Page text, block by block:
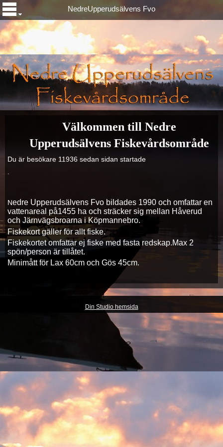
NedreUpperudsälvens Fvo
Välkommen till Nedre
Upperudsälvens Fiskevårdsområde
Du är besökare 11936 sedan sidan startade
.
Nedre Upperudsälvens Fvo bildades 1990 och omfattar en
vattenareal på1455 ha och sträcker sig mellan Håverud
och Järnvägsbroarna i Köpmannebro.
Fiskekort gäller för allt fiske.
Fiskekortet omfattar ej fiske med fasta redskap.Max 2
spön/person är tillåtet.
Minimått för Lax 60cm och Gös 45cm.
Din Studio hemsida